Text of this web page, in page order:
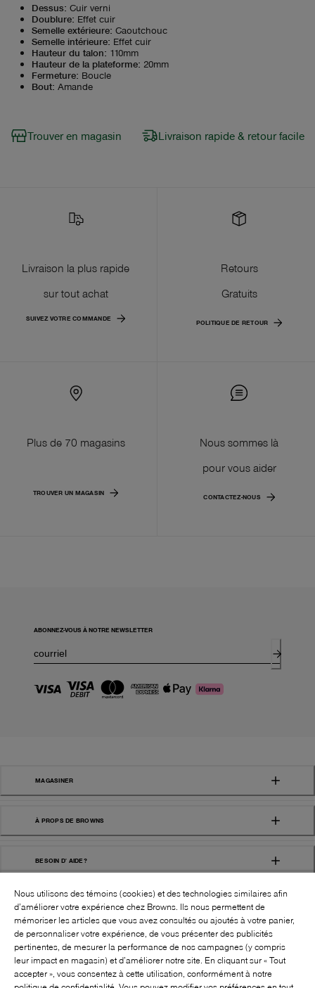
Dessus: Cuir verni
Doublure: Effet cuir
Semelle extérieure: Caoutchouc
Semelle intérieure: Effet cuir
Hauteur du talon: 110mm
Hauteur de la plateforme: 20mm
Fermeture: Boucle
Bout: Amande
Trouver en magasin Livraison rapide & retour facile
Livraison la plus rapide
sur tout achat
SUIVEZ VOTRE COMMANDE
Retours
Gratuits
POLITIQUE DE RETOUR
Plus de 70 magasins
TROUVER UN MAGASIN
Nous sommes là
pour vous aider
CONTACTEZ-NOUS
ABONNEZ-VOUS À NOTRE NEWSLETTER
MAGASINER
À PROPS DE BROWNS
BESOIN D' AIDE?
SUIVEZ-NOUS!:
Nous utilisons des témoins (cookies) et des technologies similaires afin
d’améliorer votre expérience chez Browns. Ils nous permettent de
mémoriser les articles que vous avez consultés ou ajoutés à votre panier,
de personnaliser votre expérience, de vous présenter des publicités
pertinentes, de mesurer la performance de nos campagnes (y compris
leur impact en magasin) et d’améliorer notre site. En cliquant sur « Tout
accepter », vous consentez à cette utilisation, conformément à notre